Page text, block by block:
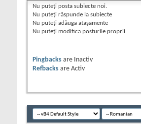
Nu puteţi posta subiecte noi.
Nu puteţi răspunde la subiecte
Nu puteţi adăuga ataşamente
Nu puteţi modifica posturile proprii
Pingbacks are
Inactiv
Refbacks are Activ